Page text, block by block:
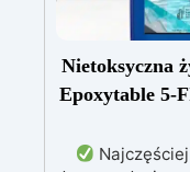
Nietoksyczna
Epoxytable 5-